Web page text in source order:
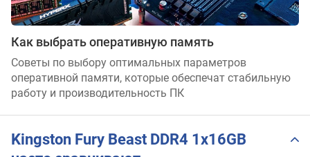
Как выбрать оперативную память
Советы по выбору оптимальных параметров
оперативной памяти, которые обеспечат стабильную
работу и производительность ПК
Kingston Fury Beast DDR4 1x16GB